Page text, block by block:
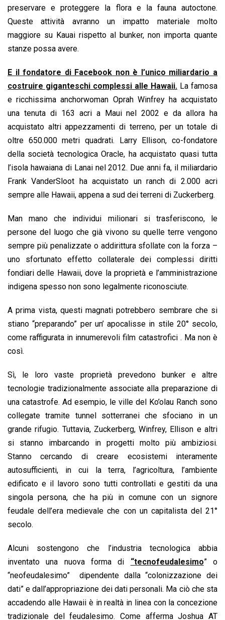
preservare e proteggere la flora e la fauna autoctone.
Queste attività avranno un impatto materiale molto
maggiore su Kauai rispetto al bunker, non importa quante
stanze possa avere.
E il fondatore di Facebook non è l’unico miliardario a
costruire giganteschi complessi alle Hawaii. La famosa
e ricchissima anchorwoman Oprah Winfrey ha acquistato
una tenuta di 163 acri a Maui nel 2002 e da allora ha
acquistato altri appezzamenti di terreno, per un totale di
oltre 650.000 metri quadrati. Larry Ellison, co-fondatore
della società tecnologica Oracle, ha acquistato quasi tutta
l’isola hawaiana di Lanai nel 2012. Due anni fa, il miliardario
Frank VanderSloot ha acquistato un ranch di 2.000 acri
sempre alle Hawaii, appena a sud dei terreni di Zuckerberg.
Man mano che individui milionari si trasferiscono, le
persone del luogo che già vivono su quelle terre vengono
sempre più penalizzate o addirittura sfollate con la forza –
uno sfortunato effetto collaterale dei complessi diritti
fondiari delle Hawaii, dove la proprietà e l’amministrazione
indigena spesso non sono legalmente riconosciute.
A prima vista, questi magnati potrebbero sembrare che si
stiano “preparando” per un’ apocalisse in stile 20° secolo,
come raffigurata in innumerevoli film catastrofici . Ma non è
così.
Sì, le loro vaste proprietà prevedono bunker e altre
tecnologie tradizionalmente associate alla preparazione di
una catastrofe. Ad esempio, le ville del Ko’olau Ranch sono
collegate tramite tunnel sotterranei che sfociano in un
grande rifugio. Tuttavia, Zuckerberg, Winfrey, Ellison e altri
si stanno imbarcando in progetti molto più ambiziosi.
Stanno cercando di creare ecosistemi interamente
autosufficienti, in cui la terra, l’agricoltura, l’ambiente
edificato e il lavoro sono tutti controllati e gestiti da una
singola persona, che ha più in comune con un signore
feudale dell’era medievale che con un capitalista del 21°
secolo.
Alcuni sostengono che l’industria tecnologica abbia
inventato una nuova forma di “tecnofeudalesimo” o
“neofeudalesimo” dipendente dalla “colonizzazione dei
dati” e dall’appropriazione dei dati personali. Ma ciò che sta
accadendo alle Hawaii è in realtà in linea con la concezione
tradizionale del feudalesimo. Come afferma Joshua AT